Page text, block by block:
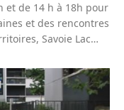
et de 14 h à 18h pour
et des rencontres
Savoie Lac…